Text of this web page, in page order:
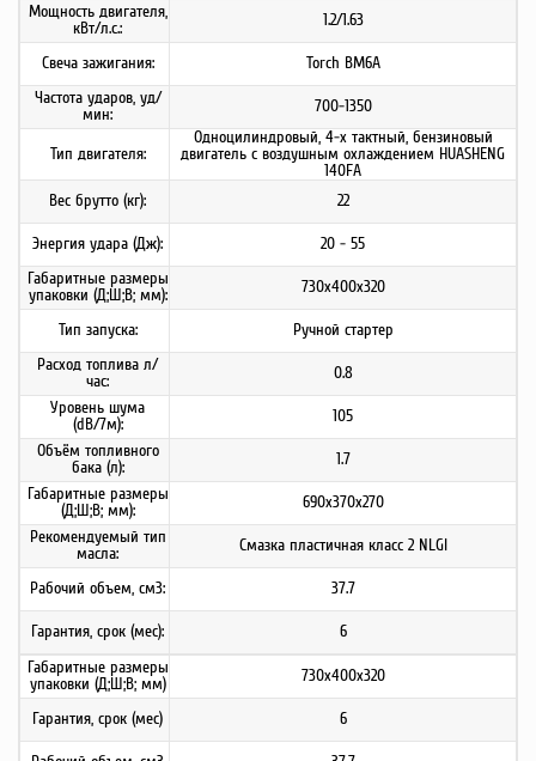
Мощность двигателя,
кВт/л.с.:
1.2/1.63
Свеча зажигания:
Torch BM6A
Частота ударов, уд/
мин:
700-1350
Тип двигателя:
Одноцилиндровый, 4-х тактный, бензиновый
двигатель с воздушным охлаждением HUASHENG
140FA
Вес брутто (кг):
22
Энергия удара (Дж):
20 - 55
Габаритные размеры
упаковки (Д;Ш;В; мм):
730х400х320
Тип запуска:
Ручной стартер
Расход топлива л/
час:
0.8
Уровень шума
(dB/7м):
105
Объём топливного
бака (л):
1.7
Габаритные размеры
(Д;Ш;В; мм):
690х370х270
Рекомендуемый тип
масла:
Смазка пластичная класс 2 NLGI
Рабочий объем, см3: 37.7
Гарантия, срок (мес):
6
Габаритные размеры
упаковки (Д;Ш;В; мм)
730х400х320
Гарантия, срок (мес) 6